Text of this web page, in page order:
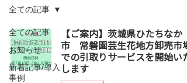
全ての記事
お知らせ
新着記事/導入
事例
全ての記事
【ご案内】茨城県ひたちなか
市 常磐園芸生花地方卸売市場
での引取りサービスを開始いた
します